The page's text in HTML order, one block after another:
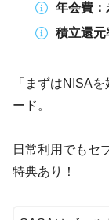
年会費：
積立還元
「まずはNISA
ード。
日常利用でもセ
特典あり！